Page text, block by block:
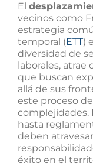
El
vecinos como
estrategia
temporal (ETT)
diversidad de
laborales, atrae
que buscan
allá de sus
este proceso
complejidades.
hasta
deben
éxito en el